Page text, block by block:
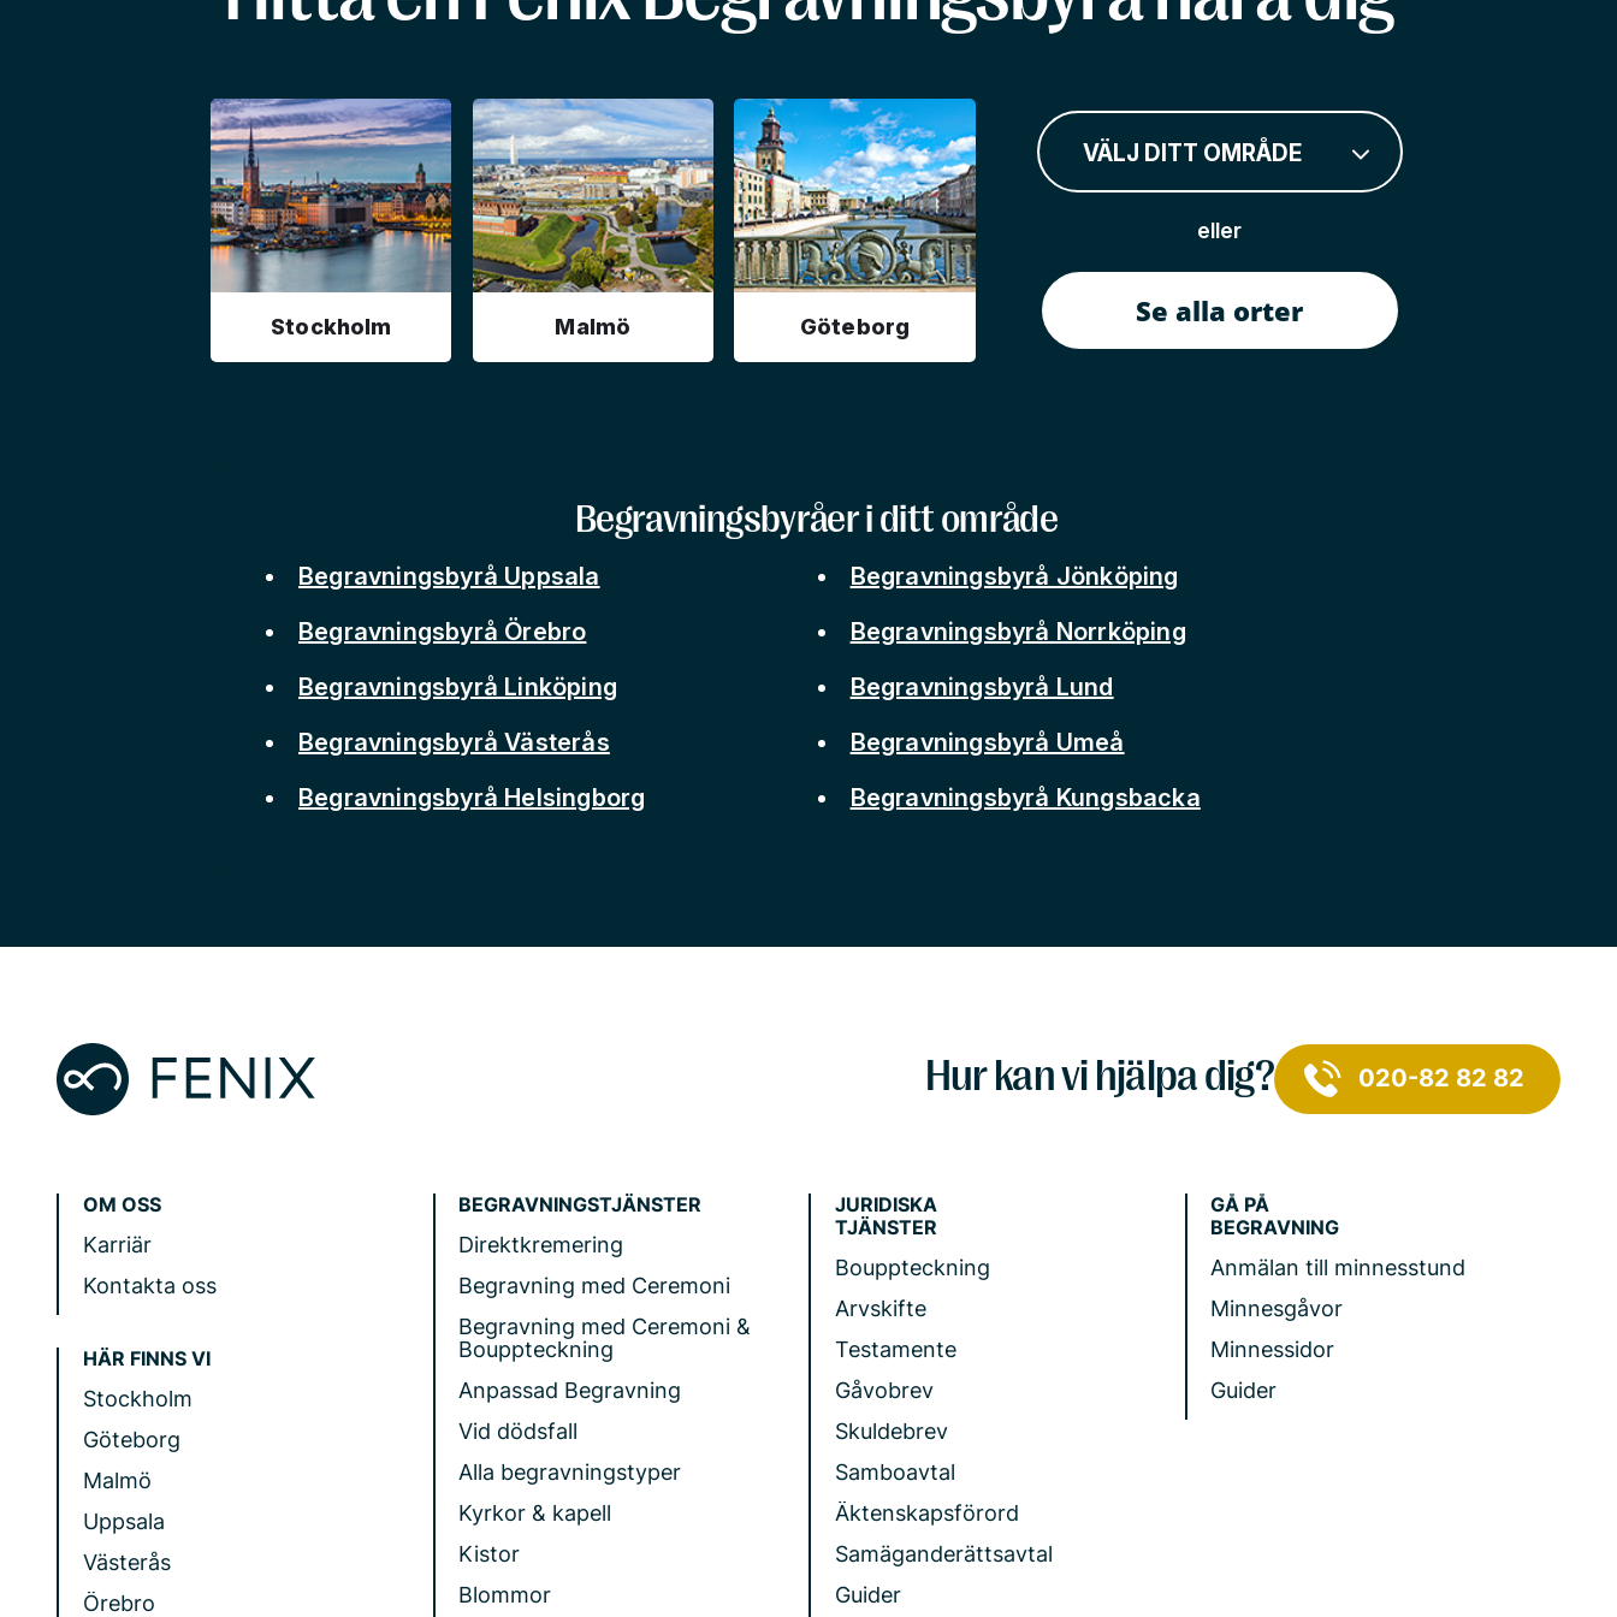
Stockholm Malmö Göteborg
VÄLJ DITT OMRÅDE
eller
Se alla orter
Begravningsbyråer i ditt område
Begravningsbyrå Uppsala
Begravningsbyrå Örebro
Begravningsbyrå Linköping
Begravningsbyrå Västerås
Begravningsbyrå Helsingborg
Begravningsbyrå Jönköping
Begravningsbyrå Norrköping
Begravningsbyrå Lund
Begravningsbyrå Umeå
Begravningsbyrå Kungsbacka
Hur kan vi hjälpa dig? 020-82 82 82
OM OSS
Karriär
Kontakta oss
HÄR FINNS VI
Stockholm
Göteborg
Malmö
Uppsala
Västerås
Örebro
BEGRAVNINGSTJÄNSTER
Direktkremering
Begravning med Ceremoni
Begravning med Ceremoni &
Bouppteckning
Anpassad Begravning
Vid dödsfall
Alla begravningstyper
Kyrkor & kapell
Kistor
Blommor
JURIDISKA
TJÄNSTER
Bouppteckning
Arvskifte
Testamente
Gåvobrev
Skuldebrev
Samboavtal
Äktenskapsförord
Samäganderättsavtal
Guider
GÅ PÅ
BEGRAVNING
Anmälan till minnesstund
Minnesgåvor
Minnessidor
Guider